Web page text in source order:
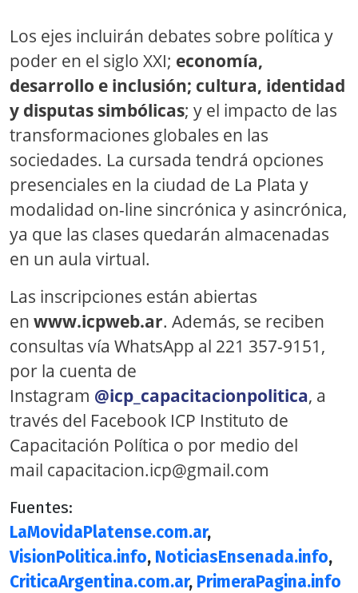
Los ejes incluirán debates sobre política y
poder en el siglo XXI; economía,
desarrollo e inclusión; cultura, identidad
y disputas simbólicas; y el impacto de las
transformaciones globales en las
sociedades. La cursada tendrá opciones
presenciales en la ciudad de La Plata y
modalidad on-line sincrónica y asincrónica,
ya que las clases quedarán almacenadas
en un aula virtual.
Las inscripciones están abiertas
en www.icpweb.ar. Además, se reciben
consultas vía WhatsApp al 221 357-9151,
por la cuenta de
Instagram @icp_capacitacionpolitica, a
través del Facebook ICP Instituto de
Capacitación Política o por medio del
mail capacitacion.icp@gmail.com
Fuentes:
LaMovidaPlatense.com.ar,
VisionPolitica.info, NoticiasEnsenada.info,
CriticaArgentina.com.ar, PrimeraPagina.info